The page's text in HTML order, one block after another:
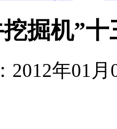
掘机”
2012年01月